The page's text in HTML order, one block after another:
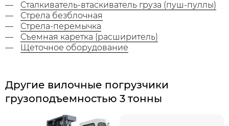
Сталкиватель-втаскиватель груза (пуш-пуллы)
Стрела безблочная
Стрела-перемычка
Съемная каретка (расширитель)
Щеточное оборудование
Другие вилочные погрузчики
грузоподъемностью 3 тонны